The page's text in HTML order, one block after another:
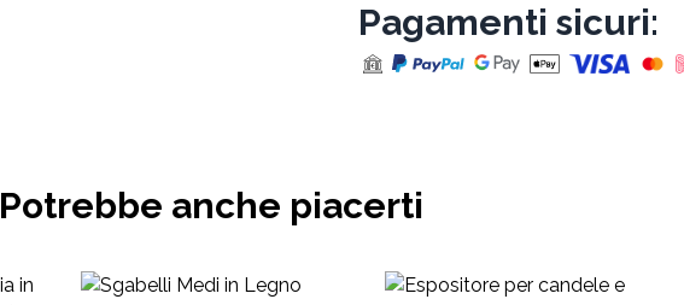
Pagamenti sicuri:
Potrebbe anche piacerti